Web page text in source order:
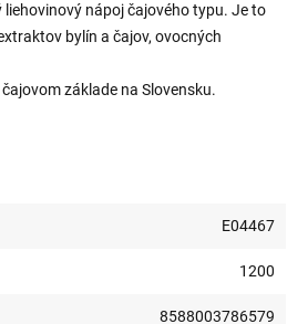
E04467
1200
8588003786579
nápoj čajového typu. Je to
bylín a čajov, ovocných
základe na Slovensku.